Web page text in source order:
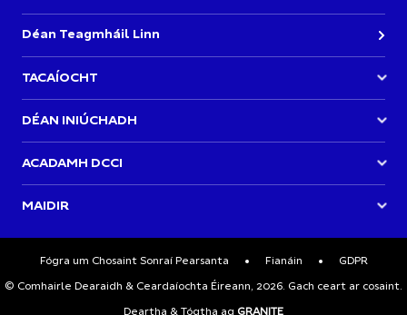
Déan Teagmháil Linn
TACAÍOCHT
Deiseanna & Maoiniú
DÉAN INIÚCHADH
Nuacht
ACADAMH DCCI
DCCIA | Scéalta Ratha Gnó & Nuálaíochta
MAIDIR
Misean & Luachanna
Ár Straitéis
© Comhairle Dearaidh & Ceardaíochta Éireann, 2026. Gach ceart ar cosaint.
Deartha & Tógtha ag GRANITE
Fógra um Chosaint Sonraí Pearsanta Fianáin GDPR